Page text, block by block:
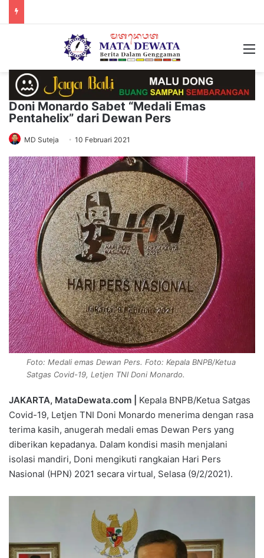
Doni Monardo Sabet “Medali Emas
Pentahelix” dari Dewan Pers
MD Suteja 10 Februari 2021
Foto: Medali emas Dewan Pers. Foto: Kepala BNPB/Ketua
Satgas Covid-19, Letjen TNI Doni Monardo.
JAKARTA, MataDewata.com |
Kepala BNPB/Ketua Satgas
Covid-19, Letjen TNI Doni Monardo menerima dengan rasa
terima kasih, anugerah medali emas Dewan Pers yang
diberikan kepadanya. Dalam kondisi masih menjalani
isolasi mandiri, Doni mengikuti rangkaian Hari Pers
Nasional (HPN) 2021 secara virtual, Selasa (9/2/2021).